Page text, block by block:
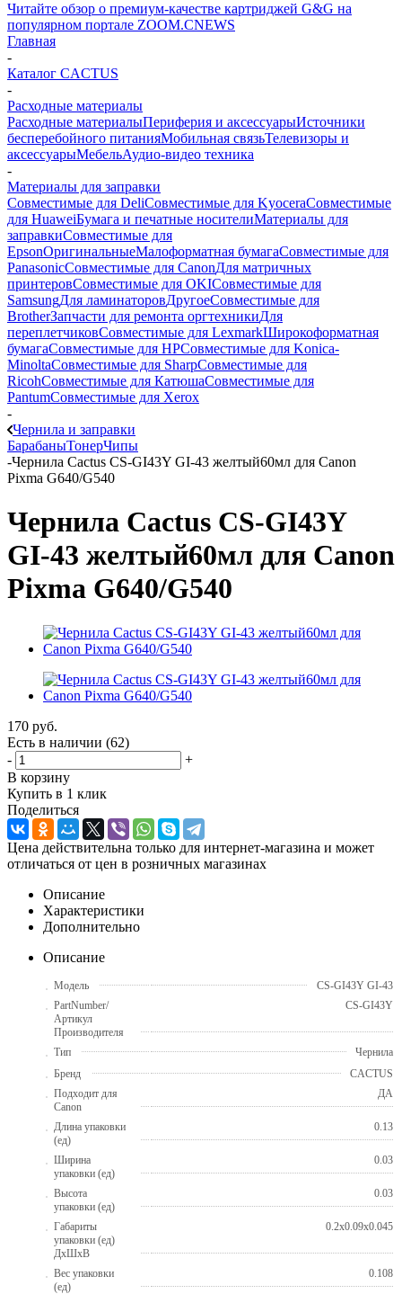
Читайте обзор о премиум-качестве картриджей G&G на
популярном портале ZOOM.CNEWS
Главная
-
Каталог CACTUS
-
Расходные материалы
Расходные материалыПериферия и аксессуарыИсточники
бесперебойного питанияМобильная связьТелевизоры и
аксессуарыМебельАудио-видео техника
-
Материалы для заправки
Совместимые для DeliСовместимые для KyoceraСовместимые
для HuaweiБумага и печатные носителиМатериалы для
заправкиСовместимые для
EpsonОригинальныеМалоформатная бумагаСовместимые для
PanasonicСовместимые для CanonДля матричных
принтеровСовместимые для OKIСовместимые для
SamsungДля ламинаторовДругоеСовместимые для
BrotherЗапчасти для ремонта оргтехникиДля
переплетчиковСовместимые для LexmarkШирокоформатная
бумагаСовместимые для HPСовместимые для Konica-
MinoltaСовместимые для SharpСовместимые для
RicohСовместимые для КатюшаСовместимые для
PantumСовместимые для Xerox
-
Чернила и заправки
БарабаныТонерЧипы
-Чернила Cactus CS-GI43Y GI-43 желтый60мл для Canon
Pixma G640/G540
Чернила Cactus CS-GI43Y
GI-43 желтый60мл для Canon
Pixma G640/G540
170 руб.
Есть в наличии (62)
-
+
В корзину
Купить в 1 клик
Поделиться
Цена действительна только для интернет-магазина и может
отличаться от цен в розничных магазинах
Описание
Характеристики
Дополнительно
Описание
Модель
CS-GI43Y GI-43
PartNumber/
Артикул
Производителя
CS-GI43Y
Тип
Чернила
Бренд
CACTUS
Подходит для
Canon
ДА
Длина упаковки
(ед)
0.13
Ширина
упаковки (ед)
0.03
Высота
упаковки (ед)
0.03
Габариты
упаковки (ед)
ДхШхВ
0.2x0.09x0.045
Вес упаковки
(ед)
0.108